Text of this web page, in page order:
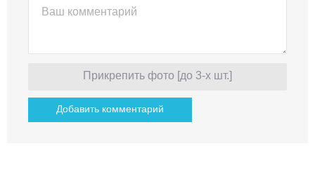
Прикрепить фото [до 3-х шт.]